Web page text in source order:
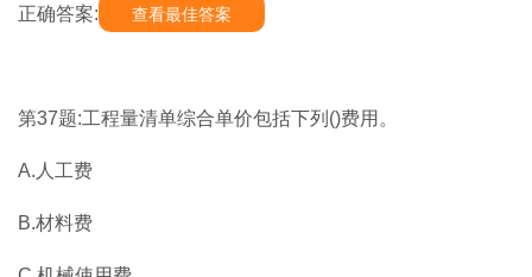
正确答案: 查看最佳答案
第37题:工程量清单综合单价包括下列()费用。
A.人工费
B.材料费